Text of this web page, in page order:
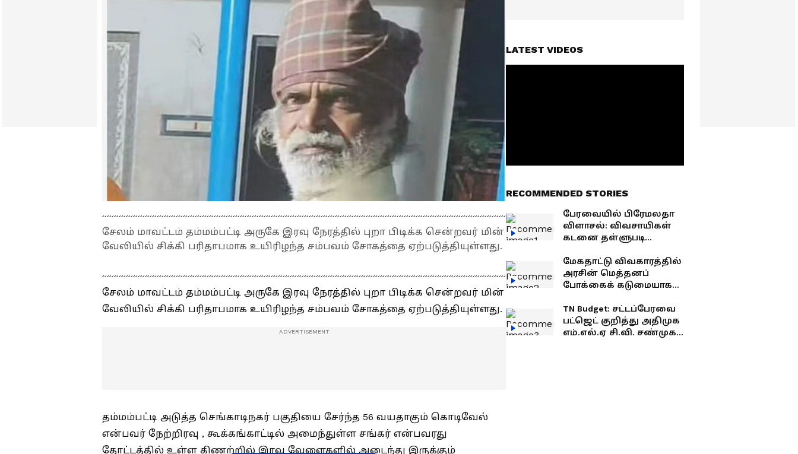
சேலம் மாவட்டம் தம்மம்பட்டி அருகே இரவு நேரத்தில் புறா பிடிக்க சென்றவர் மின்
வேலியில் சிக்கி பரிதாபமாக உயிரிழந்த சம்பவம் சோகத்தை ஏற்படுத்தியுள்ளது.
சேலம் மாவட்டம் தம்மம்பட்டி அருகே இரவு நேரத்தில் புறா பிடிக்க சென்றவர் மின்
வேலியில் சிக்கி பரிதாபமாக உயிரிழந்த சம்பவம் சோகத்தை ஏற்படுத்தியுள்ளது.
தம்மம்பட்டி அடுத்த செங்காடிநகர் பகுதியை சேர்ந்த 56 வயதாகும் கொடிவேல்
என்பவர் நேற்றிரவு , கூக்கங்காட்டில் அமைந்துள்ள சங்கர் என்பவரது
தோட்டத்தில் உள்ள கிணற்றில் இரவு வேளைகளில் அடைந்து இருக்கும்
LATEST VIDEOS
RECOMMENDED STORIES
பேரவையில் பிரேமலதா
விளாசல்: விவசாயிகள்
கடனை தள்ளுபடி
கண்டனம்!
மேகதாட்டு விவகாரத்தில்
அரசின் மெத்தனப்
போக்கைக் கடுமையாகத்
விஜயகாந்த் !
TN Budget: சட்டப்பேரவை
பட்ஜெட் குறித்து அதிமுக
எம்.எல்.ஏ சி.வி. சண்முகம்